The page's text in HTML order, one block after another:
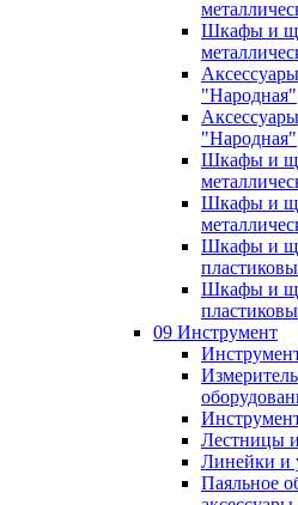
Шкафы и
"Народная"
"Народная"
Шкафы и
Шкафы и
Шкафы и
Шкафы и
09 Инструмент
Лестницы
Линейки и
Паяльное